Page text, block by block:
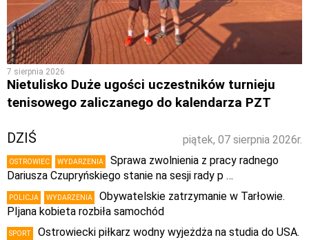
7 sierpnia 2026
Nietulisko Duże ugości uczestników turnieju
tenisowego zaliczanego do kalendarza PZT
piątek, 07 sierpnia 2026r.
DZIŚ
OSTROWIEC WYDARZENIA
Sprawa zwolnienia z pracy radnego
Dariusza Czupryńskiego stanie na sesji rady p …
POLICJA WYDARZENIA
Obywatelskie zatrzymanie w Tarłowie.
PIjana kobieta rozbiła samochód
SPORT
Ostrowiecki piłkarz wodny wyjeżdża na studia do USA.